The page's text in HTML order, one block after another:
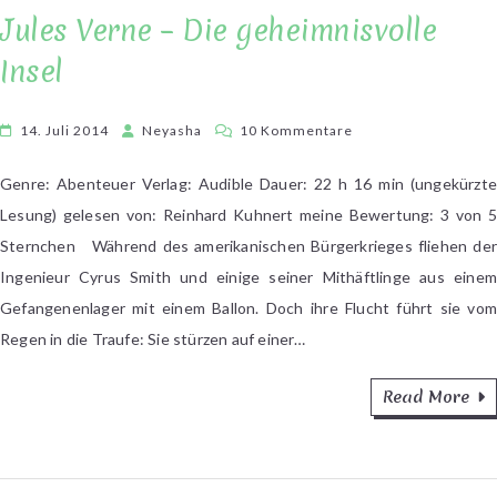
Jules Verne – Die geheimnisvolle
Insel
14. Juli 2014 Neyasha 10 Kommentare
Verne
–
geheimnisvolle
Insel
Genre: Abenteuer Verlag: Audible Dauer: 22 h 16 min (ungekürzte
Lesung) gelesen von: Reinhard Kuhnert meine Bewertung: 3 von 5
Sternchen Während des amerikanischen Bürgerkrieges fliehen der
Ingenieur Cyrus Smith und einige seiner Mithäftlinge aus einem
Gefangenenlager mit einem Ballon. Doch ihre Flucht führt sie vom
Regen in die Traufe: Sie stürzen auf einer…
Read More